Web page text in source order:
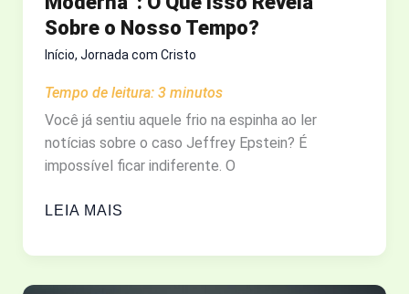
PAPEL
DO
CONSOLADOR
SUA
VIDA
Sobre o Nosso Tempo?
Início, Jornada com Cristo
Tempo de leitura: 3 minutos
Você já sentiu aquele frio na espinha ao ler
notícias sobre o caso Jeffrey Epstein? É
impossível ficar indiferente. O
O
EPSTEIN
LEIA MAIS